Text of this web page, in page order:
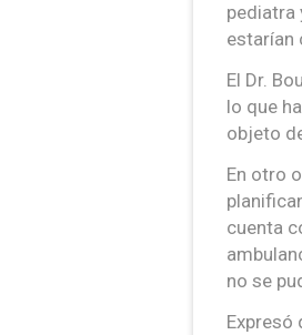
pediatra
estarían
El Dr.
lo que
objeto
En otro
cuenta
no se
Expresó